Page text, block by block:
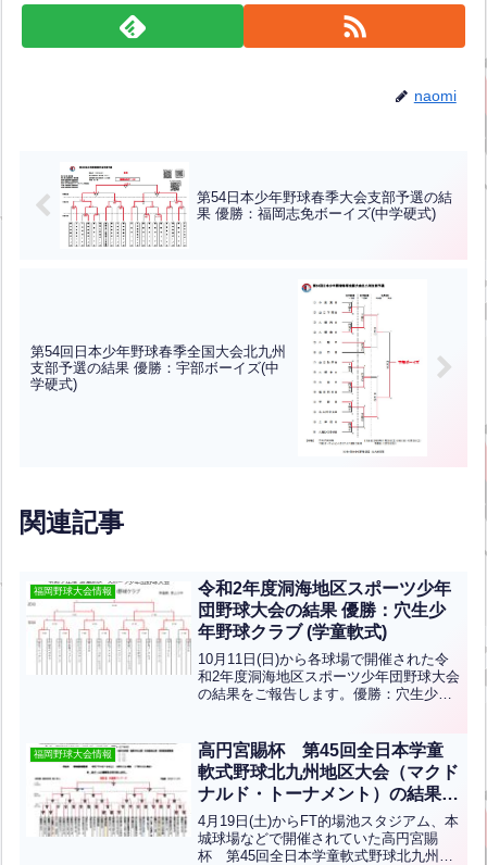
naomi
第54日本少年野球春季大会支部予選の結
果 優勝：福岡志免ボーイズ(中学硬式)
第54回日本少年野球春季全国大会北九州
支部予選の結果 優勝：宇部ボーイズ(中
学硬式)
関連記事
福岡野球大会情報
令和2年度洞海地区スポーツ少年
団野球大会の結果 優勝：穴生少
年野球クラブ (学童軟式)
10月11日(日)から各球場で開催された令
和2年度洞海地区スポーツ少年団野球大会
の結果をご報告します。優勝：穴生少年
福岡野球大会情報
高円宮賜杯 第45回全日本学童
軟式野球北九州地区大会（マクド
ナルド・トーナメント）の結果
優勝：木屋瀬バンブーズ(学童軟
式)
4月19日(土)からFT的場池スタジアム、本
城球場などで開催されていた高円宮賜
杯 第45回全日本学童軟式野球北九州地